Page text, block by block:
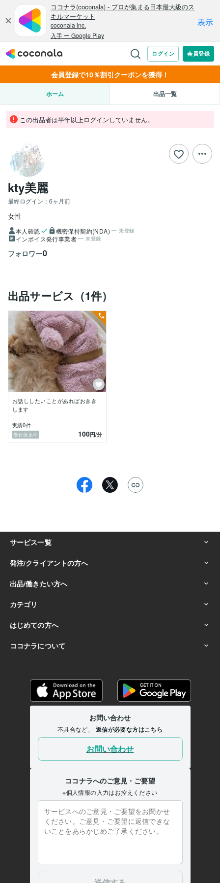
会員登録で10％割引クーポンを獲得！
ホーム 出品一覧
この出品者は半年以上ログインしていません。
kty美麗
最終ログイン： 6ヶ月前
女性
本人確認 機密保持契約(NDA) 未登録
インボイス発行事業者 未登録
フォロワー0
出品サービス（1件）
お話ししたいことがあればおきき
します
実績0件
受付休止中
100円/分